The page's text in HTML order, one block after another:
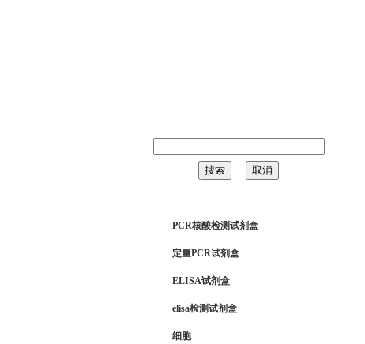
PCR核酸检测试剂盒
定量PCR试剂盒
ELISA试剂盒
elisa检测试剂盒
细胞